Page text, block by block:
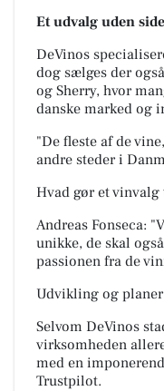
Et udvalg uden
DeVinos
dog sælges der
og Sherry, hvor
danske marked og
"De fleste af de
andre steder i
Hvad gør et
Andreas Fonseca:
unikke, de skal
passionen fra de
Udvikling og
Selvom DeVinos
virksomheden
med en
Trustpilot.